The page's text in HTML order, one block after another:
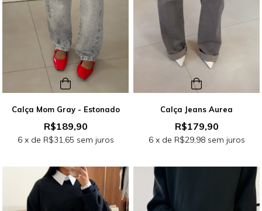
Calça Mom Gray - Estonado
R$189,90
6x de R$31,65 sem juros
Calça Jeans Aurea
R$179,90
6x de R$29,98sem juros